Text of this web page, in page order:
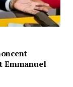
Emmanuel